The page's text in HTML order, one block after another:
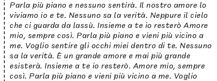
Parla più piano e nessuno sentirà. Il nostro amore lo
viviamo io e te. Nessuno sa la verità. Neppure il cielo
che ci guarda da lassù. Insieme a te io resterò Amore
mio, sempre così. Parla più piano e vieni più vicino a
me. Voglio sentire gli occhi miei dentro di te. Nessuno
sa la verità. È un grande amore e mai più grande
esisterà. Insieme a te io resterò. Amore mio, sempre
così. Parla più piano e vieni più vicino a me. Voglio